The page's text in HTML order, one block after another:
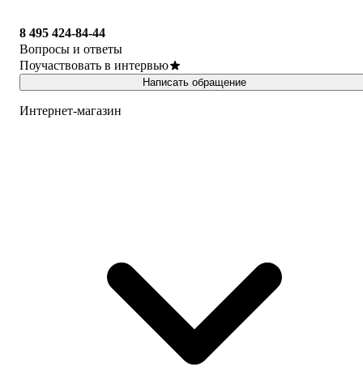
8 495 424-84-44
Вопросы и ответы
Поучаствовать в интервью
Написать обращение
Интернет-магазин